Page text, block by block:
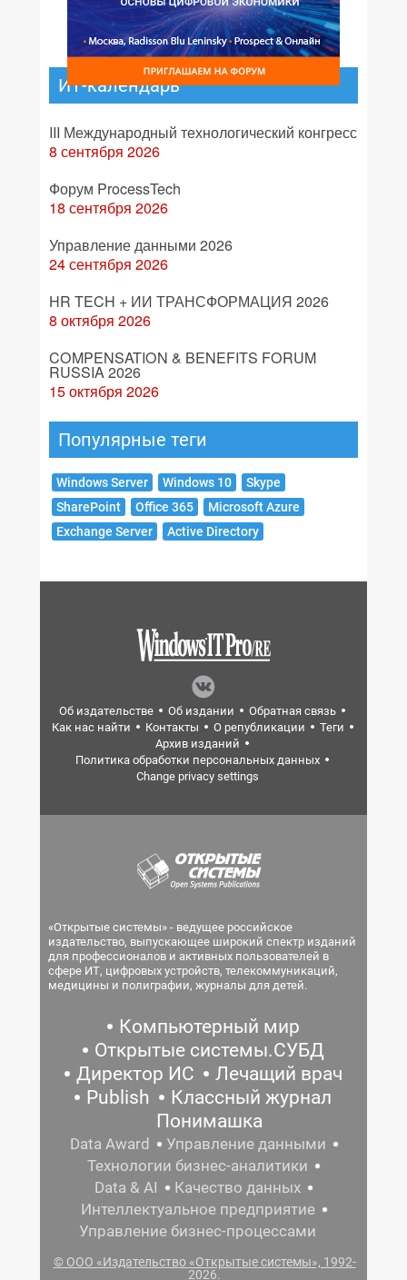
ИТ-календарь
III Международный технологический конгресс
8 сентября 2026
Форум ProcessTech
18 сентября 2026
Управление данными 2026
24 сентября 2026
HR TECH + ИИ ТРАНСФОРМАЦИЯ 2026
8 октября 2026
COMPENSATION & BENEFITS FORUM
RUSSIA 2026
15 октября 2026
Популярные теги
Windows Server Windows 10
Skype
SharePoint
Office 365
Microsoft Azure
Exchange Server
Active Directory
Об издательстве Об издании
Обратная связь
Как нас найти
Контакты О републикации
Теги
Архив изданий
Политика обработки персональных данных
Change privacy settings
«Открытые системы» - ведущее российское
издательство, выпускающее широкий спектр изданий
для профессионалов и активных пользователей в
сфере ИТ, цифровых устройств, телекоммуникаций,
медицины и полиграфии, журналы для детей.
Компьютерный мир
Открытые системы.СУБД
Директор ИС
Лечащий врач
Publish
Классный журнал
Понимашка
Data Award
Управление данными
Технологии бизнес-аналитики
Data & AI
Качество данных
Интеллектуальное предприятие
Управление бизнес-процессами
© ООО «Издательство «Открытые системы», 1992-
2026.